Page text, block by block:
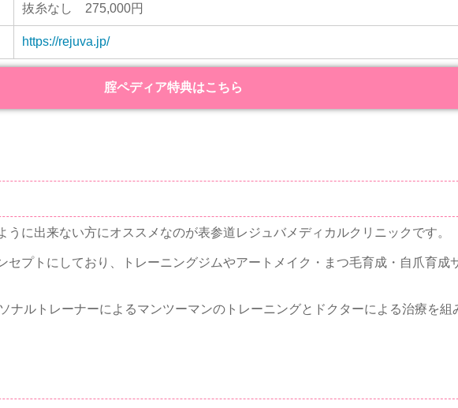
抜糸なし 275,000円
https://rejuva.jp/
腟ペディア特典はこちら
に出来ない方にオススメなのが表参道レジュバメディカルクリニックです。
セプトにしており、トレーニングジムやアートメイク・まつ毛育成・自爪育成
ナルトレーナーによるマンツーマンのトレーニングとドクターによる治療を組